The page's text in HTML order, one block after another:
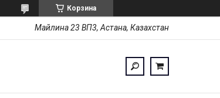
Корзина
Майлина 23 ВП3, Астана, Казахстан